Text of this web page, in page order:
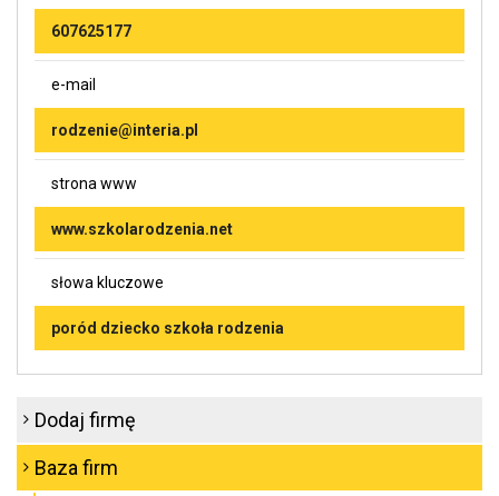
607625177
e-mail
rodzenie@interia.pl
strona www
www.szkolarodzenia.net
słowa kluczowe
poród dziecko szkoła rodzenia
Dodaj firmę
Baza firm